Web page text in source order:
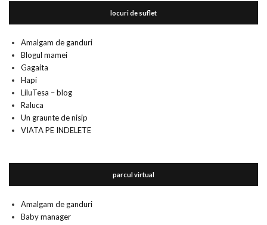
locuri de suflet
Amalgam de ganduri
Blogul mamei
Gagaita
Hapi
LiluTesa – blog
Raluca
Un graunte de nisip
VIATA PE INDELETE
parcul virtual
Amalgam de ganduri
Baby manager